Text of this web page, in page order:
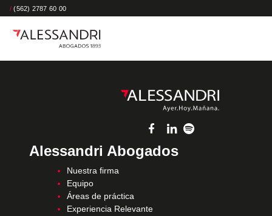
/ (562) 2787 60 00
Alessandri Abogados
Nuestra firma
Equipo
Áreas de práctica
Experiencia Relevante